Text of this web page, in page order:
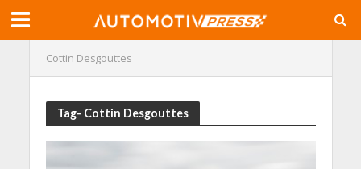
Cottin Desgouttes
Tag- Cottin Desgouttes